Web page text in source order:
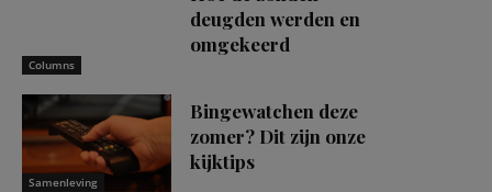
Columns
deugden werden en
omgekeerd
Samenleving
Bingewatchen deze
zomer? Dit zijn onze
kijktips